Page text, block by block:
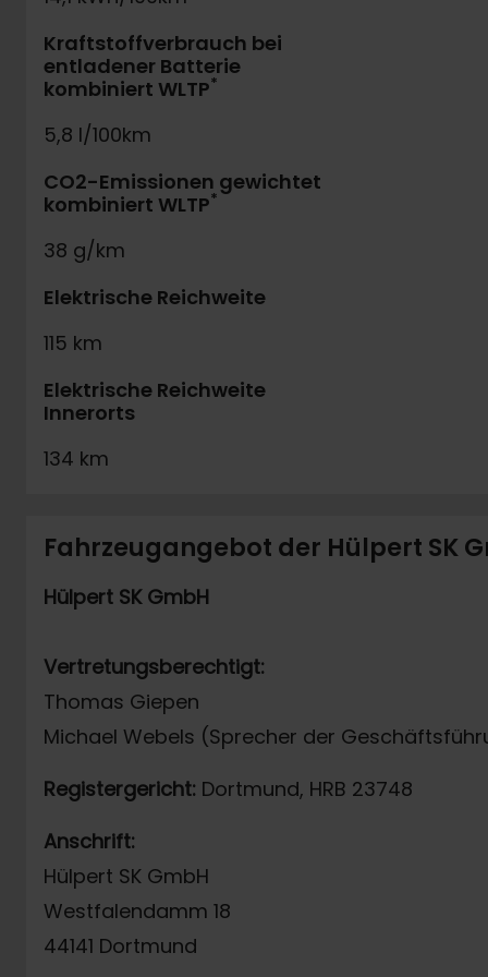
Kraftstoffverbrauch bei
entladener Batterie
kombiniert WLTP*
5,8 l/100km
CO2-Emissionen gewichtet
kombiniert WLTP*
38 g/km
Elektrische Reichweite
115 km
Elektrische Reichweite
Innerorts
134 km
Fahrzeugangebot der Hülpert SK
Hülpert SK GmbH
Vertretungsberechtigt:
Thomas Giepen
Michael Webels (Sprecher der
Registergericht: Dortmund, HRB 23748
Anschrift:
Hülpert SK GmbH
Westfalendamm 18
44141 Dortmund